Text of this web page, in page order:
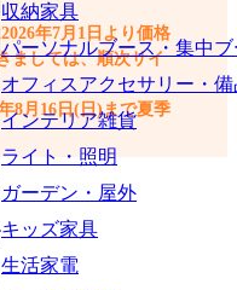
収納家具
パーソナルブース・集中
オフィスアクセサリー・備
インテリア雑貨
ライト・照明
ガーデン・屋外
キッズ家具
生活家電
年7月1日より価格
ましては、順次サイ
8月16日(日)まで夏季